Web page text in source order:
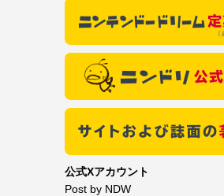
公式Xアカウント
Post by NDW